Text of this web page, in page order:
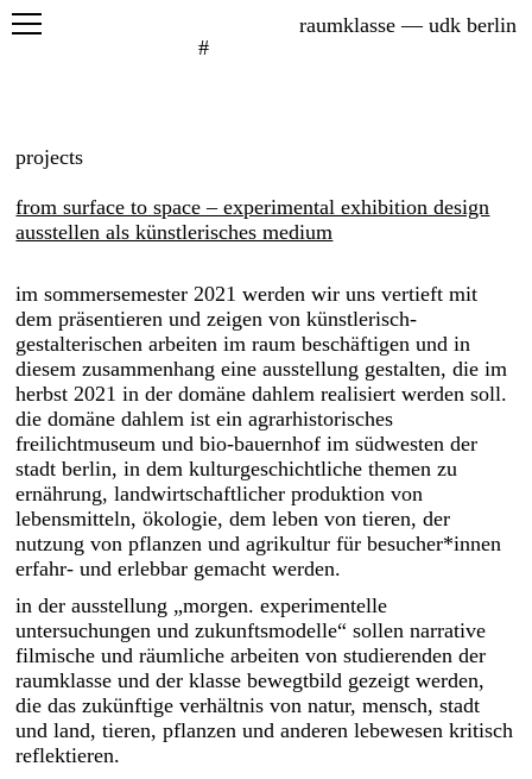
exhibitions
printed matter
about
students
network
news
apply
#
raumklasse — udk berlin
projects
from surface to space – experimental exhibition design
ausstellen als künstlerisches medium
im sommersemester 2021 werden wir uns vertieft mit
dem präsentieren und zeigen von künstlerisch-
gestalterischen arbeiten im raum beschäftigen und in
diesem zusammenhang eine ausstellung gestalten, die im
herbst 2021 in der domäne dahlem realisiert werden soll.
die domäne dahlem ist ein agrarhistorisches
freilichtmuseum und bio-bauernhof im südwesten der
stadt berlin, in dem kulturgeschichtliche themen zu
ernährung, landwirtschaftlicher produktion von
lebensmitteln, ökologie, dem leben von tieren, der
nutzung von pflanzen und agrikultur für besucher*innen
erfahr- und erlebbar gemacht werden.
in der ausstellung „morgen. experimentelle
untersuchungen und zukunftsmodelle“ sollen narrative
filmische und räumliche arbeiten von studierenden der
raumklasse und der klasse bewegtbild gezeigt werden,
die das zukünftige verhältnis von natur, mensch, stadt
und land, tieren, pflanzen und anderen lebewesen kritisch
reflektieren.